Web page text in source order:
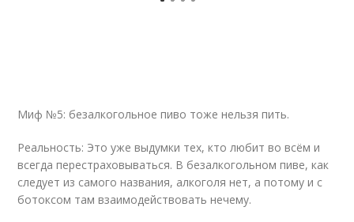
Миф №5: безалкогольное пиво тоже нельзя пить.
Реальность: Это уже выдумки тех, кто любит во всём и
всегда перестраховываться. В безалкогольном пиве, как
следует из самого названия, алкоголя нет, а потому и с
ботоксом там взаимодействовать нечему.